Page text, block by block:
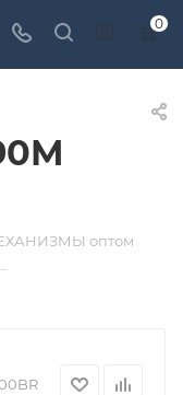
0
оптом